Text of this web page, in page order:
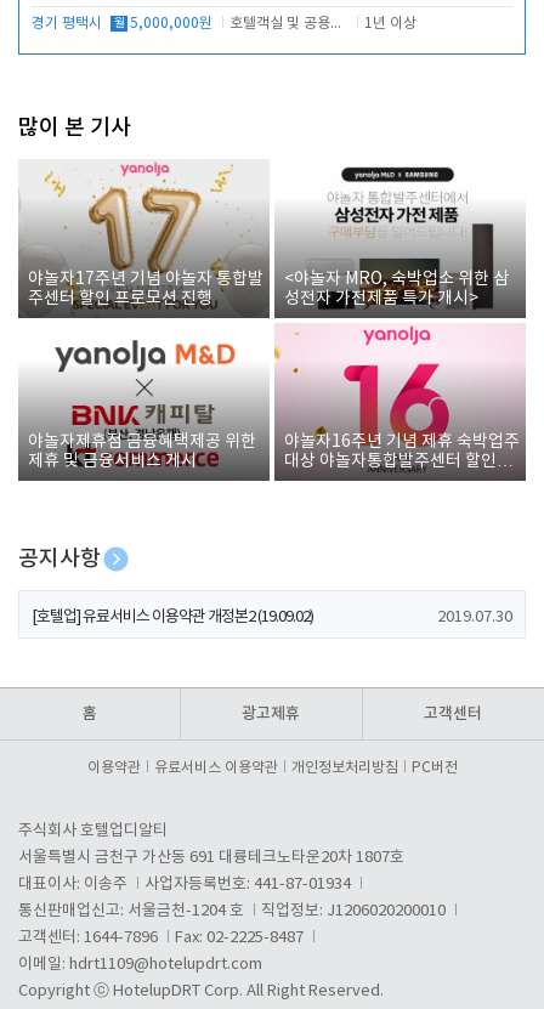
경기 평택시 월 5,000,000원 호텔객실 및 공용시설 청소 관리 1년 이상
많이 본 기사
야놀자17주년 기념 야놀자 통합발
주센터 할인 프로모션 진행
<야놀자 MRO, 숙박업소 위한 삼
성전자 가전제품 특가 개시>
야놀자제휴점 금융혜택제공 위한
제휴 및 금융서비스 게시
야놀자16주년 기념 제휴 숙박업주
대상 야놀자통합발주센터 할인쿠
폰 증정
공지사항
[호텔업] 개인정보 처리방침 개정본1 (19.09.02)
[호텔업] 유료서비스 이용약관 개정본2 (19.09.02) 2019.07.30
홈 광고제휴 고객센터
이용약관 유료서비스 이용약관 개인정보처리방침 PC버전
주식회사 호텔업디알티
서울특별시 금천구 가산동 691 대륭테크노타운20차 1807호
대표이사: 이송주
사업자등록번호: 441-87-01934
통신판매업신고: 서울금천-1204 호
직업정보: J1206020200010
고객센터: 1644-7896
Fax: 02-2225-8487
이메일: hdrt1109@hotelupdrt.com
Copyright ⓒ HotelupDRT Corp. All Right Reserved.